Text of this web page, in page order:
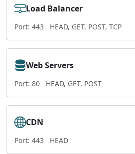
Load Balancer
Port: 443 HEAD, GET, POST, TCP
Web Servers
Port: 80 HEAD, GET, POST
CDN
Port: 443 HEAD